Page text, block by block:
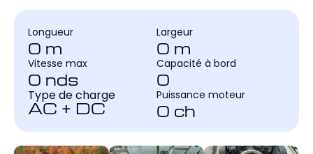
Longueur
0 m
Largeur
0 m
Vitesse max
0 nds
Capacité à bord
0
Type de charge
AC + DC
Puissance moteur
0 ch